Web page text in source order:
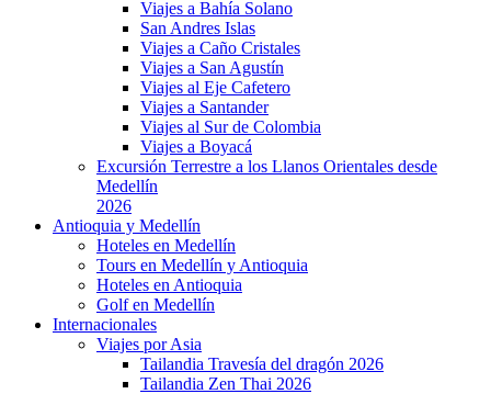
Viajes a Bahía Solano
San Andres Islas
Viajes a Caño Cristales
Viajes a San Agustín
Viajes al Eje Cafetero
Viajes a Santander
Viajes al Sur de Colombia
Viajes a Boyacá
Excursión Terrestre a los Llanos Orientales desde
Medellín
2026
Antioquia y Medellín
Hoteles en Medellín
Tours en Medellín y Antioquia
Hoteles en Antioquia
Golf en Medellín
Internacionales
Viajes por Asia
Tailandia Travesía del dragón 2026
Tailandia Zen Thai 2026